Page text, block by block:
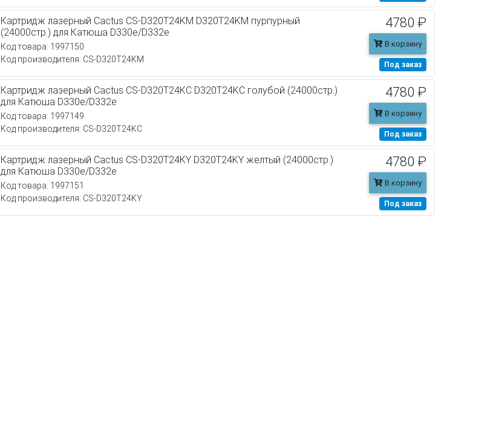
Картридж лазерный Cactus CS-D320T24KM D320T24KM пурпурный
(24000стр.) для Катюша D330e/D332e
Код товара: 1997150
Код производителя: CS-D320T24KM
4780 ₽
В корзину
Под заказ
Картридж лазерный Cactus CS-D320T24KC D320T24KC голубой (24000стр.)
для Катюша D330e/D332e
Код товара: 1997149
Код производителя: CS-D320T24KC
4780 ₽
В корзину
Под заказ
Картридж лазерный Cactus CS-D320T24KY D320T24KY желтый (24000стр.)
для Катюша D330e/D332e
Код товара: 1997151
Код производителя: CS-D320T24KY
4780 ₽
В корзину
Под заказ